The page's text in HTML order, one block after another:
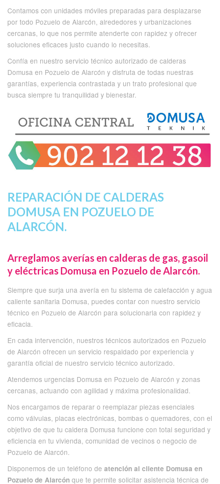
Contamos con unidades móviles preparadas para desplazarse
por todo Pozuelo de Alarcón, alrededores y urbanizaciones
cercanas, lo que nos permite atenderte con rapidez y ofrecer
soluciones eficaces justo cuando lo necesitas.
Confía en nuestro servicio técnico autorizado de calderas
Domusa en Pozuelo de Alarcón y disfruta de todas nuestras
garantías, experiencia contrastada y un trato profesional que
busca siempre tu tranquilidad y bienestar.
REPARACIÓN DE CALDERAS
DOMUSA EN POZUELO DE
ALARCÓN.
Arreglamos averías en calderas de gas, gasoil
y eléctricas Domusa en Pozuelo de Alarcón.
Siempre que surja una avería en tu sistema de calefacción y agua
caliente sanitaria Domusa, puedes contar con nuestro servicio
técnico en Pozuelo de Alarcón para solucionarla con rapidez y
eficacia.
En cada intervención, nuestros técnicos autorizados en Pozuelo
de Alarcón ofrecen un servicio respaldado por experiencia y
garantía oficial de nuestro servicio técnico autorizado.
Atendemos urgencias Domusa en Pozuelo de Alarcón y zonas
cercanas, actuando con agilidad y máxima profesionalidad.
Nos encargamos de reparar o reemplazar piezas esenciales
como válvulas, placas electrónicas, bombas o quemadores, con el
objetivo de que tu caldera Domusa funcione con total seguridad y
eficiencia en tu vivienda, comunidad de vecinos o negocio de
Pozuelo de Alarcón.
Disponemos de un teléfono de atención al cliente Domusa en
Pozuelo de Alarcón que te permite solicitar asistencia técnica de